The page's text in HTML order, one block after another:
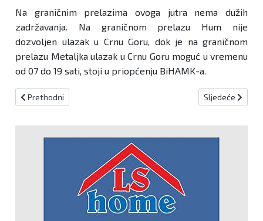
Na graničnim prelazima ovoga jutra nema dužih
zadržavanja. Na graničnom prelazu Hum nije
dozvoljen ulazak u Crnu Goru, dok je na graničnom
prelazu Metaljka ulazak u Crnu Goru moguć u vremenu
od 07 do 19 sati, stoji u priopćenju BiHAMK-a.
Prethodni članak: Nova naredba Kriznog stožera FBiH od danas
Prethodni Sljedeći
Sljedeće